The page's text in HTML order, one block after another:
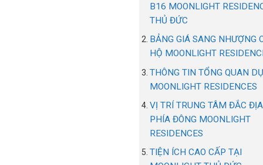
B16 MOONLIGHT
THỦ ĐỨC
BẢNG GIÁ SANG NHƯỢNG
HỘ MOONLIGHT
THÔNG TIN TỔNG QUAN
MOONLIGHT RESIDENCES
VỊ TRÍ TRUNG TÂM ĐẮC ĐỊA
PHÍA ĐÔNG MOONLIGHT
RESIDENCES
TIỆN ÍCH CAO CẤP TẠI